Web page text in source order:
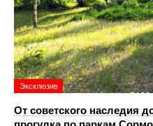
Эксклюзив
От советского наследия